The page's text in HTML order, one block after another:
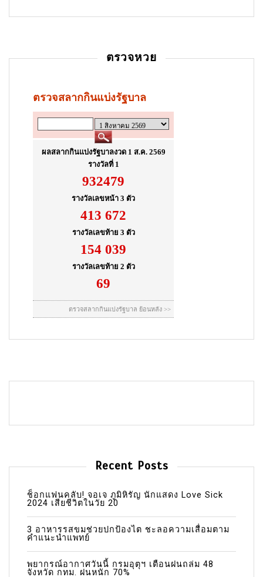
ตรวจหวย
Recent Posts
ช็อกแฟนคลับ! จอเจ ภูมิหิรัญ นักแสดง Love Sick
2024 เสียชีวิตในวัย 20
3 อาหารรสขมช่วยปกป้องไต ชะลอความเสื่อมตาม
คำแนะนำแพทย์
พยากรณ์อากาศวันนี้ กรมอุตุฯ เตือนฝนถล่ม 48
จังหวัด กทม. ฝนหนัก 70%